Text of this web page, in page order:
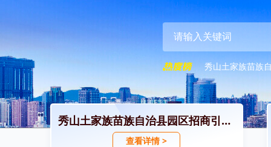
秀山土家族苗族
秀山土家族苗族自治县园区招商引资政策
查看详情 >